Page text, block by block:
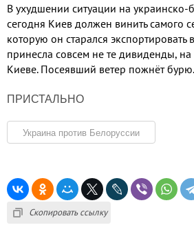
В ухудшении ситуации на украинско-
сегодня Киев должен винить самого
которую он старался экспортировать
принесла совсем не те дивиденды, на
Киеве. Посеявший ветер пожнёт бурю.
ПРИСТАЛЬНО
Украина против Белоруссии
Скопировать ссылку